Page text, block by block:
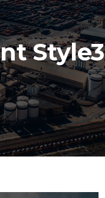
Style3